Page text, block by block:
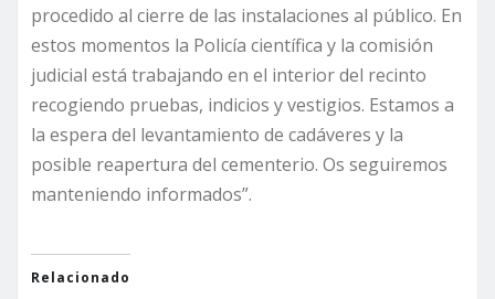
procedido al cierre de las instalaciones al público. En
estos momentos la Policía científica y la comisión
judicial está trabajando en el interior del recinto
recogiendo pruebas, indicios y vestigios. Estamos a
la espera del levantamiento de cadáveres y la
posible reapertura del cementerio. Os seguiremos
manteniendo informados”.
Relacionado